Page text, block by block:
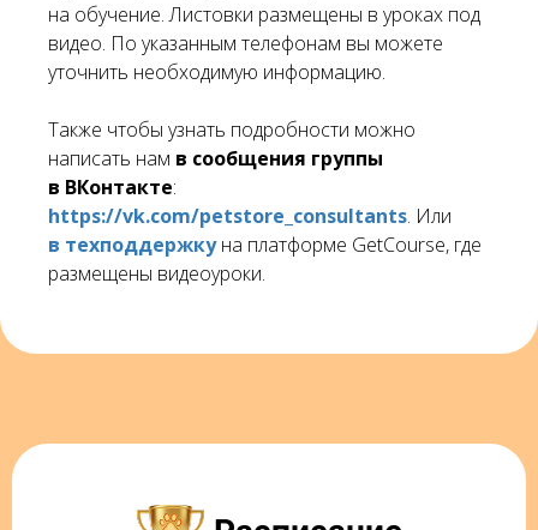
на обучение. Листовки размещены в уроках под
видео. По указанным телефонам вы можете
уточнить необходимую информацию.
Также чтобы узнать подробности можно
написать нам в сообщения группы
в ВКонтакте:
https://vk.com/petstore_consultants. Или
в техподдержкуна платформе GetCourse, где
размещены видеоуроки.